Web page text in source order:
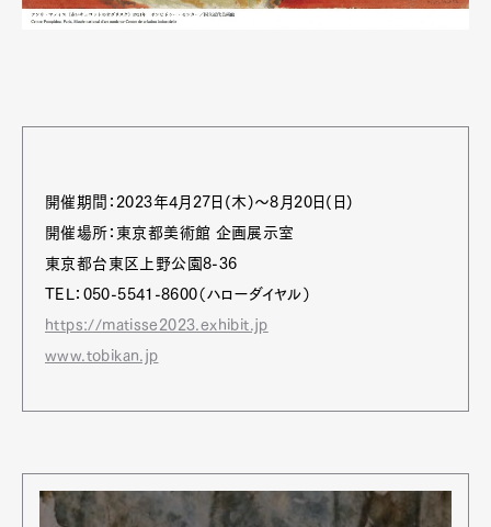
開催期間：2023年4月27日(木)〜8月20日(日)
開催場所：東京都美術館 企画展示室
東京都台東区上野公園8-36
TEL：050-5541-8600（ハローダイヤル）
https://matisse2023.exhibit.jp
www.tobikan.jp